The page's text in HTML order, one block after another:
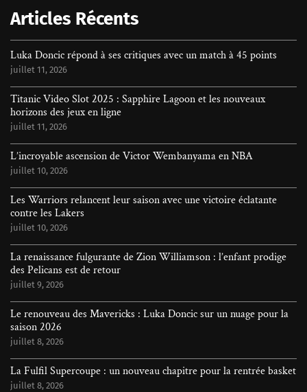
Articles Récents
Luka Doncic répond à ses critiques avec un match à 45 points
juillet 11, 2026
Titanic Video Slot 2025 : Sapphire Lagoon et les nouveaux
horizons des jeux en ligne
juillet 11, 2026
L’incroyable ascension de Victor Wembanyama en NBA
juillet 10, 2026
Les Warriors relancent leur saison avec une victoire éclatante
contre les Lakers
juillet 10, 2026
La renaissance fulgurante de Zion Williamson : l’enfant prodige
des Pelicans est de retour
juillet 9, 2026
Le renouveau des Mavericks : Luka Doncic sur un nuage pour la
saison 2026
juillet 8, 2026
La Fulfil Supercoupe : un nouveau chapitre pour la rentrée basket
juillet 8, 2026